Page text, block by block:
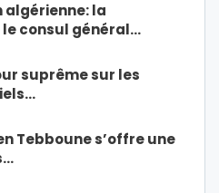
la
consul général…
suprême sur les
Tebboune s’offre une